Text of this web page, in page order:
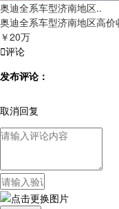
奥迪全系车型济南地区..
奥迪全系车型济南地区高
￥20万
评论
发布评论：
取消回复